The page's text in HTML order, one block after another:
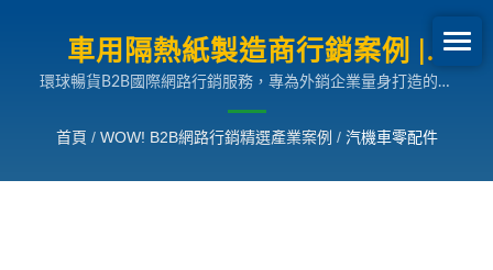
車用隔熱紙製造商行銷案例 |
B2B網路行銷SEO成長案例
環球暢貨B2B國際網路行銷服務，專為外銷企業量身打造的多
首頁 / WOW! B2B網路行銷精選產業案例 / 汽機車零配件